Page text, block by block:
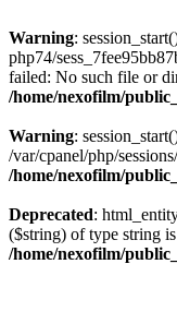
Warning:
php74/
failed: No such file or
/home/nexofilm/
Warning:
/var/cpanel/php/
/home/nexofilm/
Deprecated:
($string) of type string
/home/nexofilm/